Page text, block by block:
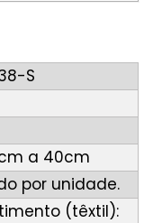
S
a 40cm
por unidade.
(têxtil):